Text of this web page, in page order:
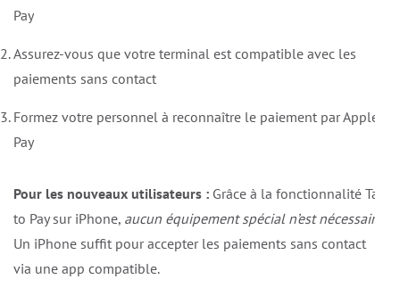
Pay
Assurez-vous que votre terminal est compatible avec les
paiements sans contact
Formez votre personnel à reconnaître le paiement par Apple
Pay
Pour les nouveaux utilisateurs : Grâce à la fonctionnalité Tap
to Pay sur iPhone, aucun équipement spécial n’est nécessaire
Un iPhone suffit pour accepter les paiements sans contact
via une app compatible.